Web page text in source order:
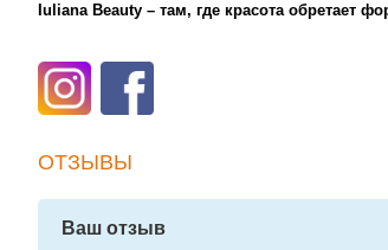
Iuliana Beauty – там, где красота обретает
ОТЗЫВЫ
Ваш отзыв